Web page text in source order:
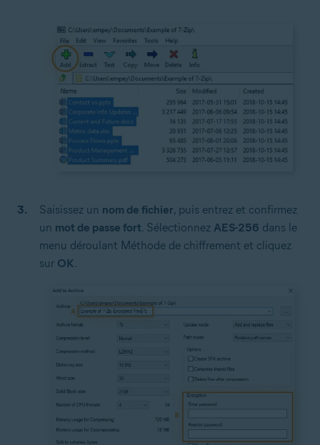
Saisissez un nom de fichier, puis entrez et confirmez
un mot de passe fort. Sélectionnez AES-256 dans le
menu déroulant Méthode de chiffrement et cliquez
sur OK.